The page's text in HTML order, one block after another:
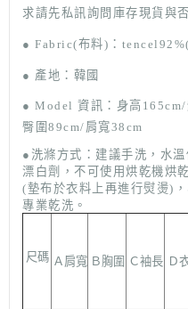
求請先私訊詢問庫存現貨與
● Fabric(布料)：
● 產地：韓國
● Model 資訊：身高
臀圍89cm/肩寬38cm
●洗滌方式： 建議手洗，水溫
漂白劑，不可使用烘乾機烘
(墊布於衣料上再進行熨燙)
專業乾洗。
尺碼 Ａ肩寬 Ｂ胸圍 Ｃ袖長 Ｄ